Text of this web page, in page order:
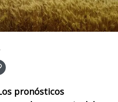
pronósticos